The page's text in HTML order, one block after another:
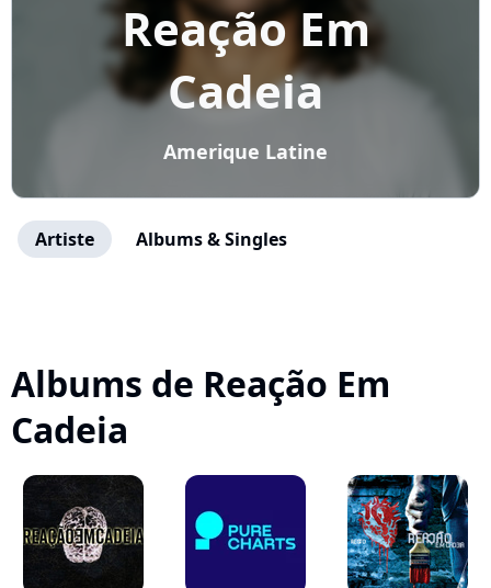
Reação Em
Cadeia
Amerique Latine
Artiste Albums & Singles
Albums de Reação Em
Cadeia